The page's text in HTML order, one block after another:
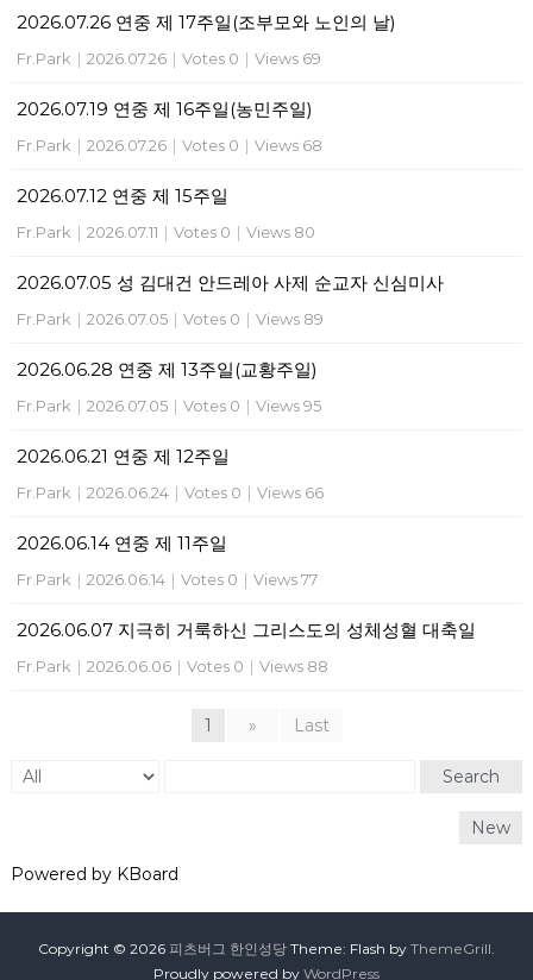
2026.07.26 연중 제 17주일(조부모와 노인의 날)
Fr.Park | 2026.07.26 | Votes 0 | Views 69
2026.07.19 연중 제 16주일(농민주일)
Fr.Park | 2026.07.26 | Votes 0 | Views 68
2026.07.12 연중 제 15주일
Fr.Park | 2026.07.11 | Votes 0 | Views 80
2026.07.05 성 김대건 안드레아 사제 순교자 신심미사
Fr.Park | 2026.07.05 | Votes 0 | Views 89
2026.06.28 연중 제 13주일(교황주일)
Fr.Park | 2026.07.05 | Votes 0 | Views 95
2026.06.21 연중 제 12주일
Fr.Park | 2026.06.24 | Votes 0 | Views 66
2026.06.14 연중 제 11주일
Fr.Park | 2026.06.14 | Votes 0 | Views 77
2026.06.07 지극히 거룩하신 그리스도의 성체성혈 대축일
Fr.Park | 2026.06.06 | Votes 0 | Views 88
1 » Last
Search
New
Powered by KBoard
Copyright © 2026 피츠버그 한인성당 Theme: Flash by ThemeGrill.
Proudly powered by WordPress